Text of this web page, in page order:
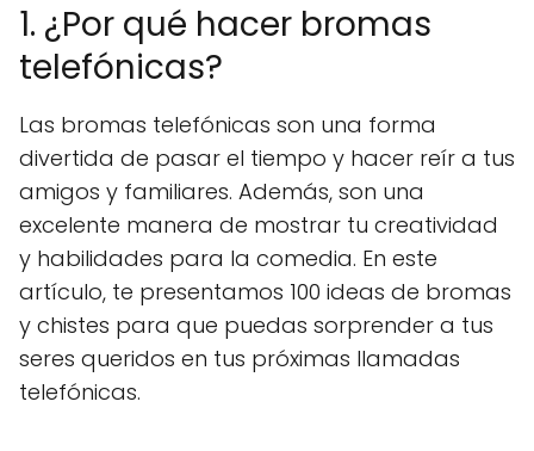
1. ¿Por qué hacer bromas
telefónicas?
Las bromas telefónicas son una forma
divertida de pasar el tiempo y hacer reír a tus
amigos y familiares. Además, son una
excelente manera de mostrar tu creatividad
y habilidades para la comedia. En este
artículo, te presentamos 100 ideas de bromas
y chistes para que puedas sorprender a tus
seres queridos en tus próximas llamadas
telefónicas.